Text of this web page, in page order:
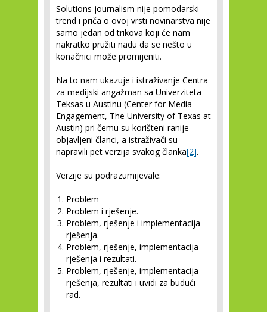
Solutions journalism nije pomodarski
trend i priča o ovoj vrsti novinarstva nije
samo jedan od trikova koji će nam
nakratko pružiti nadu da se nešto u
konačnici može promijeniti.
Na to nam ukazuje i istraživanje Centra
za medijski angažman sa Univerziteta
Teksas u Austinu (Center for Media
Engagement, The University of Texas at
Austin) pri čemu su korišteni ranije
objavljeni članci, a istraživači su
napravili pet verzija svakog članka[2].
Verzije su podrazumijevale:
Problem
Problem i rješenje.
Problem, rješenje i implementacija
rješenja.
Problem, rješenje, implementacija
rješenja i rezultati.
Problem, rješenje, implementacija
rješenja, rezultati i uvidi za budući
rad.